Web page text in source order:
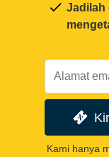
Jadilah
Kami hanya